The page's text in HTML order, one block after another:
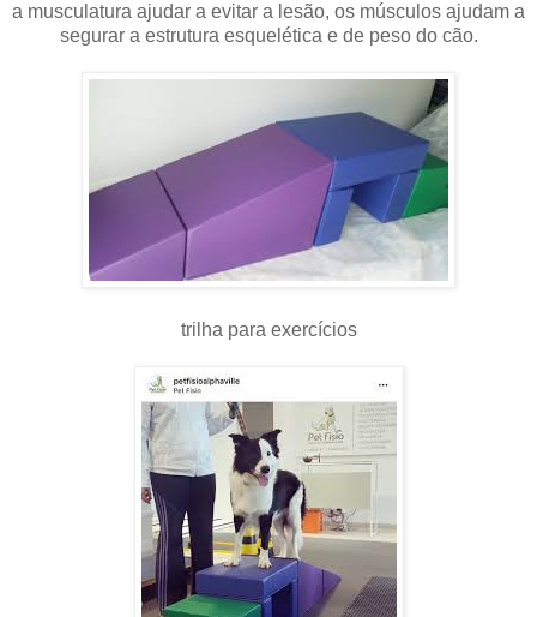
a musculatura ajudar a evitar a lesão, os músculos ajudam a
segurar a estrutura esquelética e de peso do cão.
trilha para exercícios